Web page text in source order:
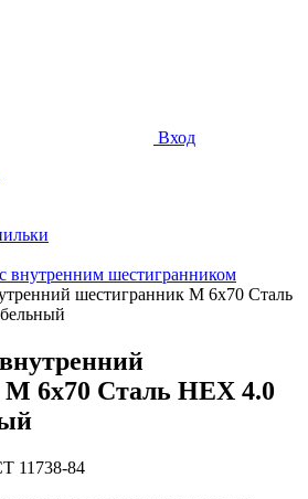
Вход
внутренним шестигранником
шестигранник М 6х70 Сталь
6х70 Сталь HEX 4.0
11738-84